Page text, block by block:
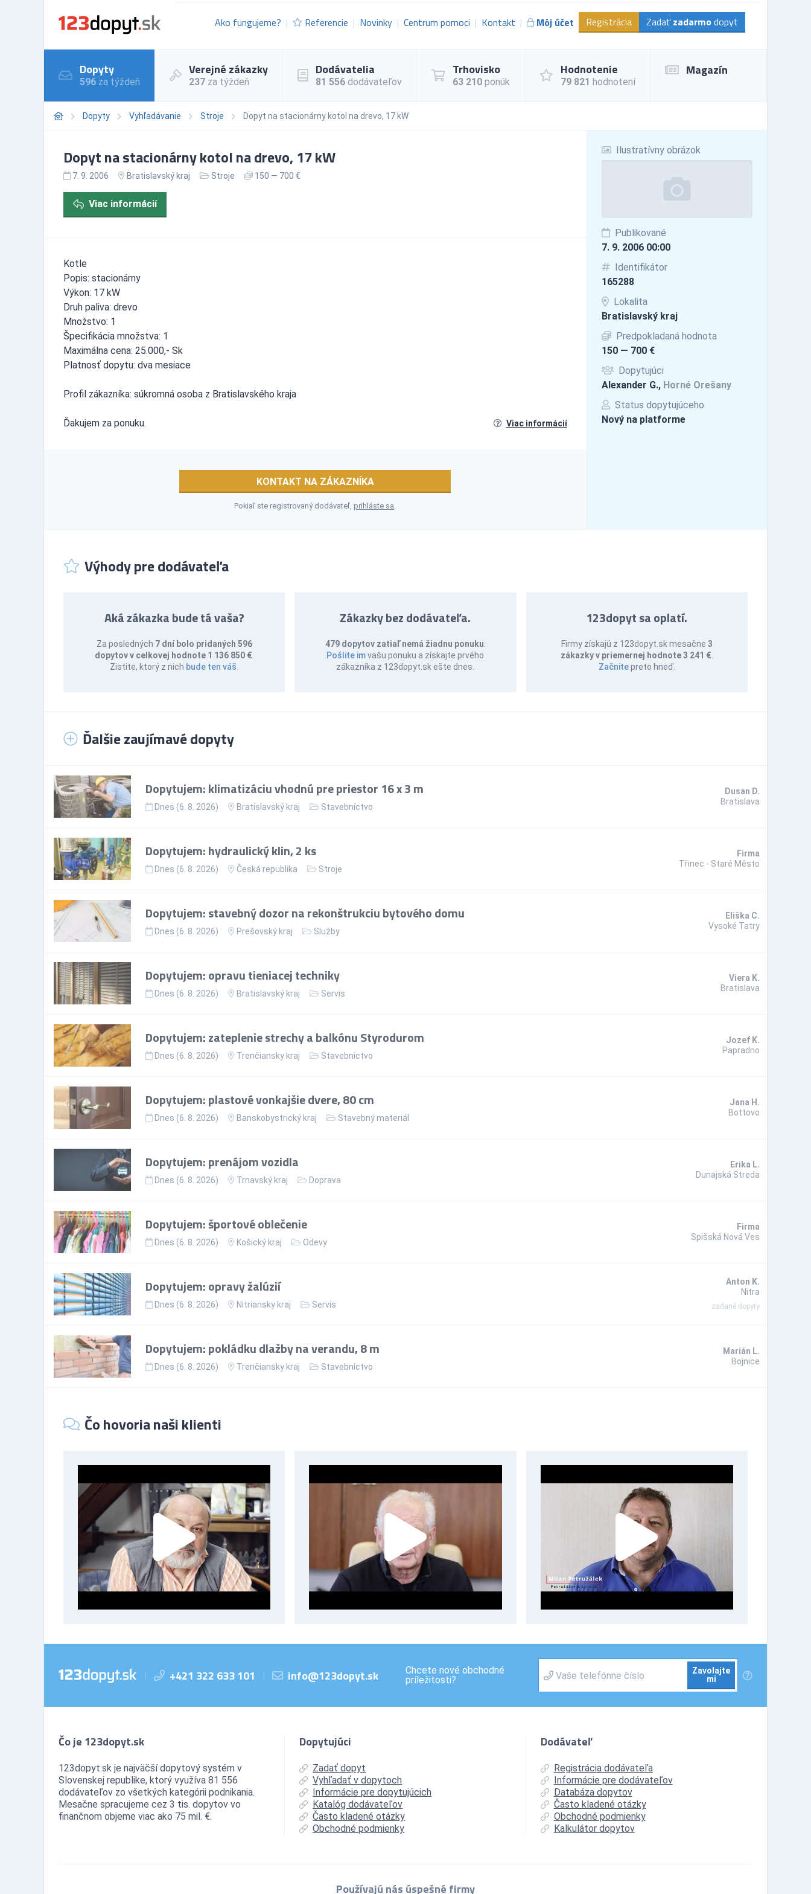
Ako fungujeme? Referencie Novinky Centrum pomoci Kontakt Môj účet Registrácia Zadať zadarmo dopyt
Dopyty
596 za týždeň
Verejné zákazky
237 za týždeň
Dodávatelia
81 556 dodávateľov
Trhovisko
63 210 ponúk
Hodnotenie
79 821 hodnotení
Magazín
Dopyty Vyhľadávanie Stroje Dopyt na stacionárny kotol na drevo, 17 kW
Ilustratívny obrázok
Publikované
7. 9. 2006 00:00
Identifikátor
165288
Lokalita
Bratislavský kraj
Predpokladaná hodnota
150 — 700 €
Dopytujúci
Alexander G., Horné Orešany
Status dopytujúceho
Nový na platforme
Dopyt na stacionárny kotol na drevo, 17 kW
7. 9. 2006 Bratislavský kraj Stroje 150 — 700 €
Viac informácií
Kotle
Popis: stacionárny
Výkon: 17 kW
Druh paliva: drevo
Množstvo: 1
Špecifikácia množstva: 1
Maximálna cena: 25.000,- Sk
Platnosť dopytu: dva mesiace
Profil zákazníka: súkromná osoba z Bratislavského kraja
Ďakujem za ponuku. Viac informácií
KONTAKT NA ZÁKAZNÍKA
Pokiaľ ste registrovaný dodávateľ,prihláste sa
Výhody pre dodávateľa
Aká zákazka bude tá vaša?
Za posledných 7 dní bolo pridaných 596
dopytov v celkovej hodnote 1 136 850 €.
Zistite, ktorý z nich bude ten váš
Zákazky bez dodávateľa.
479 dopytov zatiaľ nemá žiadnu ponuku
Pošlite imvašu ponuku a získajte prvého
zákazníka z 123dopyt.sk ešte dnes.
123dopyt sa oplatí.
Firmy získajú z 123dopyt.sk mesačne 3
zákazky v priemernej hodnote 3 241 €.
Začnitepreto hneď.
Ďalšie zaujímavé dopyty
Dopytujem: klimatizáciu vhodnú pre priestor 16 x 3 m
Dnes (6. 8. 2026) Bratislavský kraj Stavebníctvo
Dusan D.
Bratislava
Dopytujem: hydraulický klin, 2 ks
Dnes (6. 8. 2026) Česká republika Stroje
Firma
Třinec - Staré Město
Dopytujem: stavebný dozor na rekonštrukciu bytového domu
Dnes (6. 8. 2026) Prešovský kraj Služby
Eliška C.
Vysoké Tatry
Dopytujem: opravu tieniacej techniky
Dnes (6. 8. 2026) Bratislavský kraj Servis
Viera K.
Bratislava
Dopytujem: zateplenie strechy a balkónu Styrodurom
Dnes (6. 8. 2026) Trenčiansky kraj Stavebníctvo
Jozef K.
Papradno
Dopytujem: plastové vonkajšie dvere, 80 cm
Dnes (6. 8. 2026) Banskobystrický kraj Stavebný materiál
Jana H.
Bottovo
Dopytujem: prenájom vozidla
Dnes (6. 8. 2026) Trnavský kraj Doprava
Erika L.
Dunajská Streda
Dopytujem: športové oblečenie
Dnes (6. 8. 2026) Košický kraj Odevy
Firma
Spišská Nová Ves
Dopytujem: opravy žalúzií
Dnes (6. 8. 2026) Nitriansky kraj Servis
Anton K.
Nitra
zadané dopyty
Dopytujem: pokládku dlažby na verandu, 8 m
Dnes (6. 8. 2026) Trenčiansky kraj Stavebníctvo
Marián L.
Bojnice
Čo hovoria naši klienti
+421 322 633 101 info@123dopyt.sk
Chcete nové obchodné
príležitosti?
Zavolajte
mi
Čo je 123dopyt.sk
123dopyt.sk je najväčší dopytový systém v
Slovenskej republike, ktorý využíva 81 556
dodávateľov zo všetkých kategórii podnikania.
Mesačne spracujeme cez 3 tis. dopytov vo
finančnom objeme viac ako 75 mil. €.
Dopytujúci
Zadať dopyt
Vyhľadať v dopytoch
Informácie pre dopytujúcich
Katalóg dodávateľov
Často kladené otázky
Obchodné podmienky
Dodávateľ
Registrácia dodávateľa
Informácie pre dodávateľov
Databáza dopytov
Často kladené otázky
Obchodné podmienky
Kalkulátor dopytov
Používajú nás úspešné firmy